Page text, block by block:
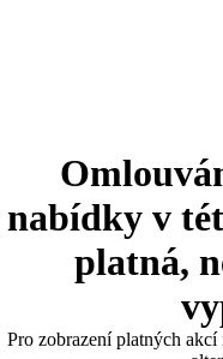
nabídky v
platná,
Pro zobrazení platných